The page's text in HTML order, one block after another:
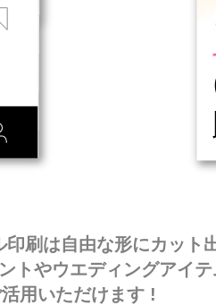
刷は自由な形にカット
トやウエディングアイ
用いただけます !